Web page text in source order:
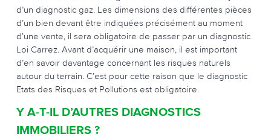
d’un diagnostic gaz. Les dimensions des différentes pièces
d’un bien devant être indiquées précisément au moment
d’une vente, il sera obligatoire de passer par un diagnostic
Loi Carrez. Avant d’acquérir une maison, il est important
d’en savoir davantage concernant les risques naturels
autour du terrain. C’est pour cette raison que le diagnostic
Etats des Risques et Pollutions est obligatoire.
Y A-T-IL D’AUTRES DIAGNOSTICS
IMMOBILIERS ?